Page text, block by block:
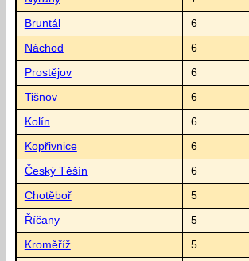
Bruntál 6
Náchod 6
Prostějov 6
Tišnov 6
Kolín 6
Kopřivnice 6
Český Těšín 6
Chotěboř 5
Říčany 5
Kroměříž 5